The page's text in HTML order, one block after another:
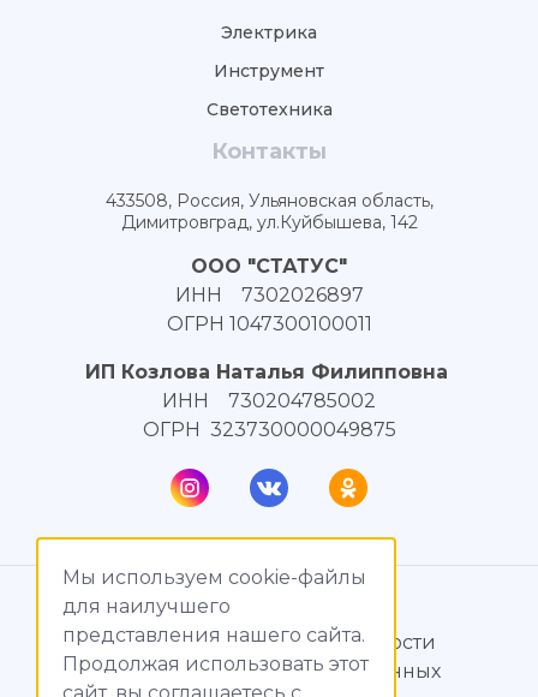
Мы используем cookie-файлы
для наилучшего
представления нашего сайта.
Продолжая использовать этот
Электрика
Инструмент
Светотехника
Контакты
433508, Россия, Ульяновская область,
Димитровград, ул.Куйбышева, 142
ООО "СТАТУС"
ИНН 7302026897
ОГРН 1047300100011
ИП Козлова Наталья Филипповна
ИНН 730204785002
ОГРН 323730000049875
© МагияТока, 2015 – 2026
Политика конфиденциальности
Обработка персональных данных